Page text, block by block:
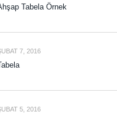
Tabela Örnek
7, 2016
5, 2016